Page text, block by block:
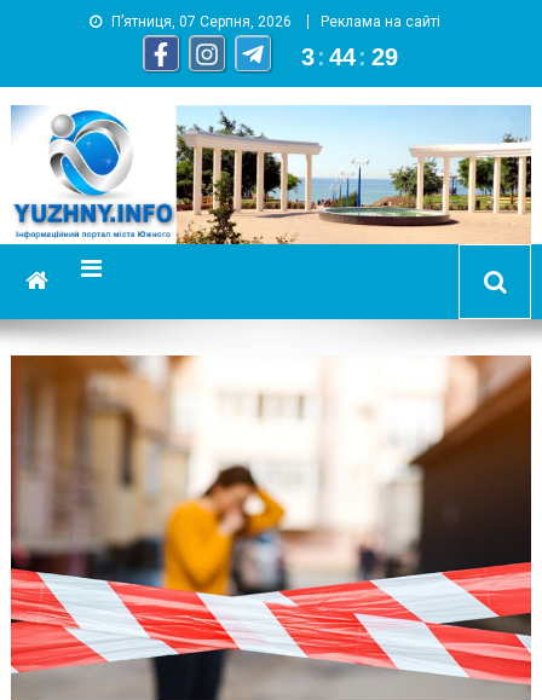
П’ятниця, 07 Серпня, 2026 Реклама на сайті
3 : 44 : 30
YUZHNY.INFO
информационный портал города Южный